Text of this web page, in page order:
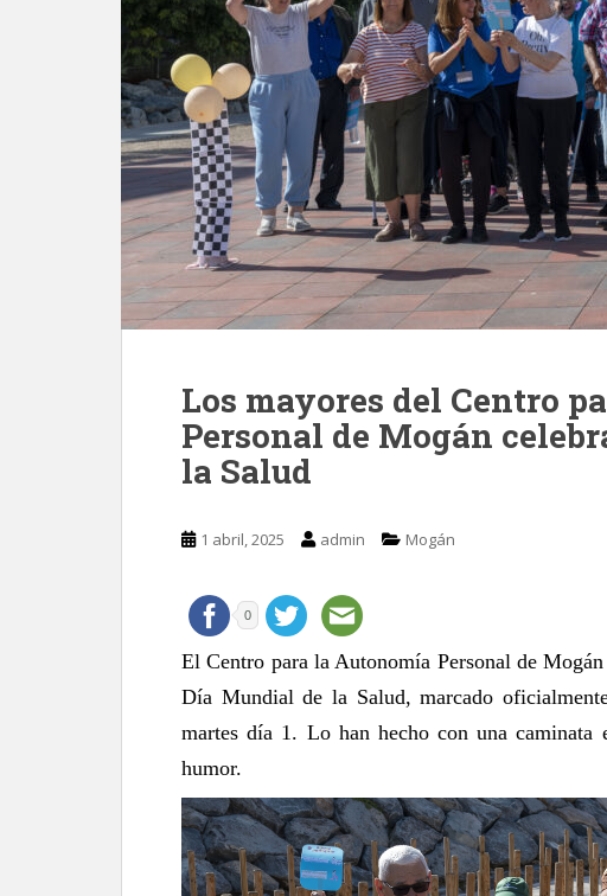
Los mayores del Centro
Personal de Mogán
la Salud
1 abril, 2025 admin Mogán
0
El Centro para la Autonomía Personal de
Día Mundial de la Salud, marcado
martes día 1. Lo han hecho con una
humor.